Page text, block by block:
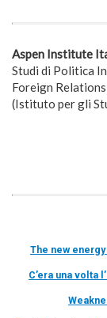
Aspen Institute
Studi di Politica
Foreign
(Istituto per gli
The new
C’era una volta